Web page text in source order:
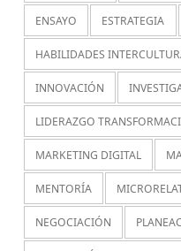
ENSAYO ESTRATEGIA
HABILIDADES
INNOVACIÓN
LIDERAZGO
MARKETING DIGITAL
MENTORÍA
NEGOCIACIÓN